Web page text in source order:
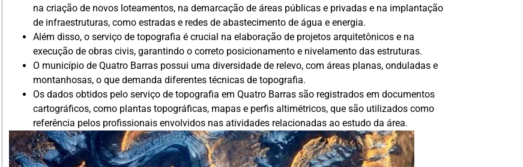
na criação de novos loteamentos, na demarcação de áreas públicas e privadas e na implantação
de infraestruturas, como estradas e redes de abastecimento de água e energia.
Além disso, o serviço de topografia é crucial na elaboração de projetos arquitetônicos e na
execução de obras civis, garantindo o correto posicionamento e nivelamento das estruturas.
O município de Quatro Barras possui uma diversidade de relevo, com áreas planas, onduladas e
montanhosas, o que demanda diferentes técnicas de topografia.
Os dados obtidos pelo serviço de topografia em Quatro Barras são registrados em documentos
cartográficos, como plantas topográficas, mapas e perfis altimétricos, que são utilizados como
referência pelos profissionais envolvidos nas atividades relacionadas ao estudo da área.